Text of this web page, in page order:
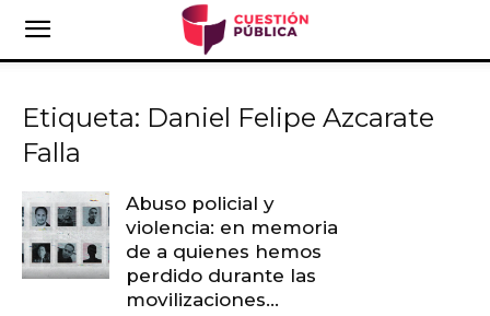
Etiqueta: Daniel Felipe Azcarate
Falla
Abuso policial y
violencia: en memoria
de a quienes hemos
perdido durante las
movilizaciones...